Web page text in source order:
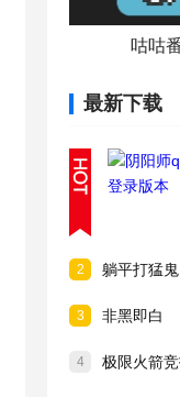
咕咕
最新下载
2 躺平打猛鬼
3 非黑即白
4 极限火箭